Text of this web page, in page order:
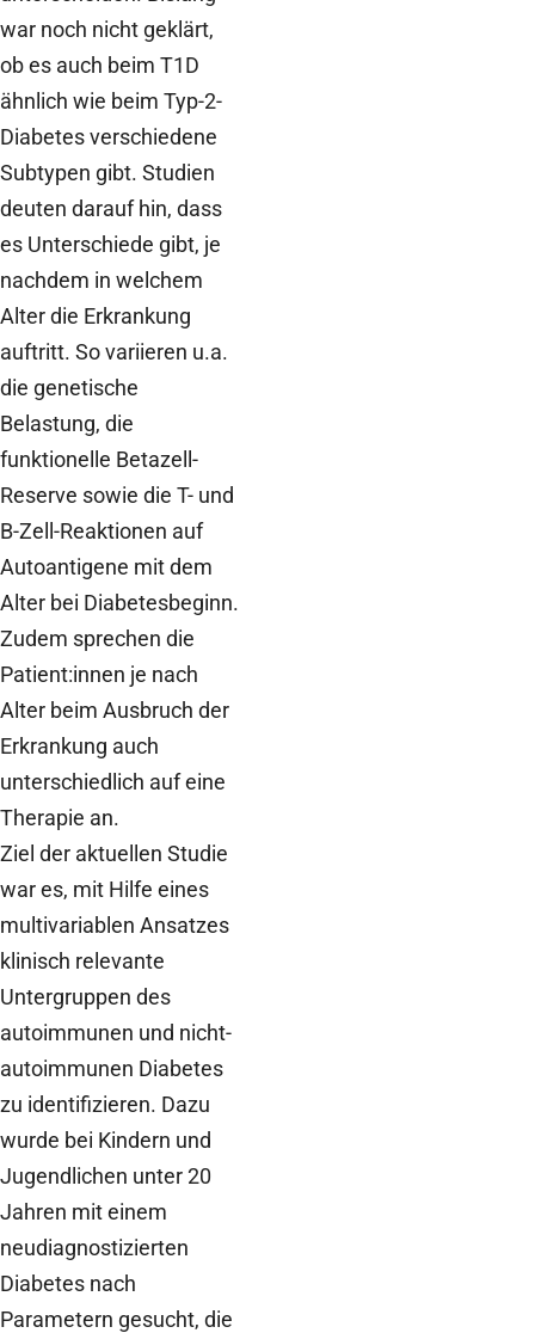
war noch nicht geklärt,
ob es auch beim T1D
ähnlich wie beim Typ-2-
Diabetes verschiedene
Subtypen gibt. Studien
deuten darauf hin, dass
es Unterschiede gibt, je
nachdem in welchem
Alter die Erkrankung
auftritt. So variieren u.a.
die genetische
Belastung, die
funktionelle Betazell-
Reserve sowie die T- und
B-Zell-Reaktionen auf
Autoantigene mit dem
Alter bei Diabetesbeginn.
Zudem sprechen die
Patient:innen je nach
Alter beim Ausbruch der
Erkrankung auch
unterschiedlich auf eine
Therapie an.
Ziel der aktuellen Studie
war es, mit Hilfe eines
multivariablen Ansatzes
klinisch relevante
Untergruppen des
autoimmunen und nicht-
autoimmunen Diabetes
zu identifizieren. Dazu
wurde bei Kindern und
Jugendlichen unter 20
Jahren mit einem
neudiagnostizierten
Diabetes nach
Parametern gesucht, die